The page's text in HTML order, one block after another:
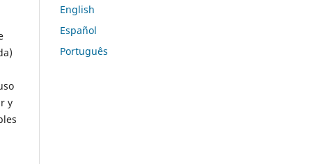
y
English
Español
Português